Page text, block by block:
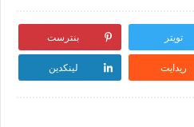
تويتر بنترست
ريدايت لينكدين